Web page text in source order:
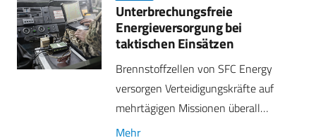
Unterbrechungsfreie
Energieversorgung bei
taktischen Einsätzen
Brennstoffzellen von SFC Energy
versorgen Verteidigungskräfte auf
mehrtägigen Missionen überall…
Mehr